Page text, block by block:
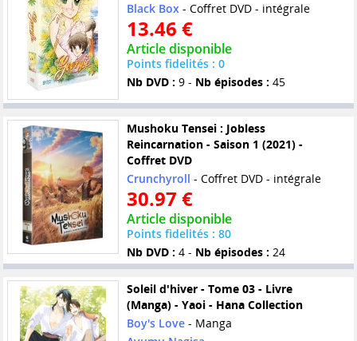
Black Box- Coffret DVD - intégrale
13.46 €
Article disponible
Points fidelités : 0
Nb DVD : 9 - Nb épisodes : 45
Mushoku Tensei : Jobless
Reincarnation - Saison 1 (2021) -
Coffret DVD
Crunchyroll - Coffret DVD - intégrale
30.97 €
Article disponible
Points fidelités : 80
Nb DVD : 4 - Nb épisodes : 24
Soleil d'hiver - Tome 03 - Livre
(Manga) - Yaoi - Hana Collection
Boy's Love- Manga